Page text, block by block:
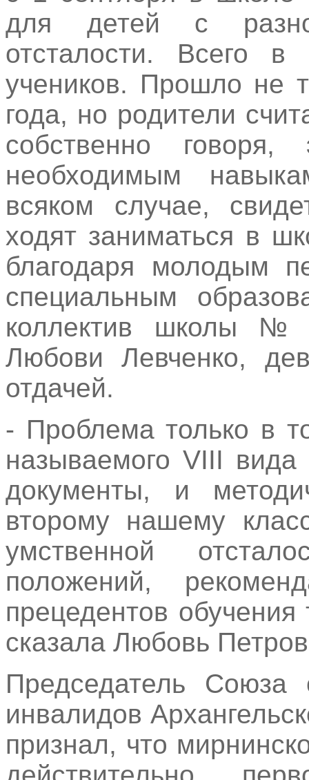
для детей с
отсталости. Всего
учеников. Прошло не
года, но родители
собственно
необходимым
всяком случае,
ходят заниматься в
благодаря молодым
специальным
коллектив школы
Любови Левченко,
отдачей.
- Проблема только в
называемого VIII
документы, и
второму нашему
умственной
положений,
прецедентов
сказала Любовь
Председатель Союза
инвалидов
признал, что